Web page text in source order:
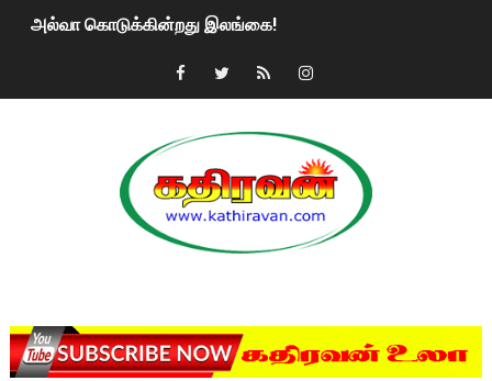
அல்வா கொடுக்கின்றது இலங்கை!
2ஆம் நாள் உக்ரைன் யுத்தம்!! எங்களைத் தனிமையில்
மகிந்த ராஜபக்சே பதவி விலக திட்டம்?
ரவுடி பேபிக்கு நடந்த தரமான சம்பவம்.. ஆபாச வீடியோக்களால்
குண்டை தூக்கிப்போட்ட ஆய்வு…. இந்தியாவின் “கோவிஷீல்டு”
யாழில் தமிழின தலைவர் பிரபாகரனின் பிறந்தநாளை